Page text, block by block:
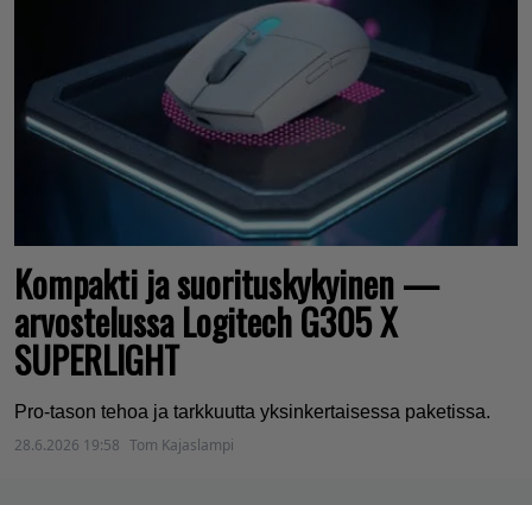
Kompakti ja suorituskykyinen —
arvostelussa Logitech G305 X
SUPERLIGHT
Pro-tason tehoa ja tarkkuutta yksinkertaisessa paketissa.
28.6.2026 19:58 Tom Kajaslampi